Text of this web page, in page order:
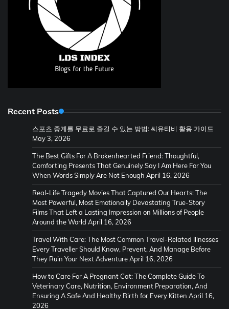
Recent Posts
스포츠 중계를 무료로 즐길 수 있는 방법: 씨유티비 활용 가이드
May 3, 2026
The Best Gifts For A Brokenhearted Friend: Thoughtful,
Comforting Presents That Genuinely Say I Am Here For You
When Words Simply Are Not Enough April 16, 2026
Real-Life Tragedy Movies That Captured Our Hearts: The
Most Powerful, Most Emotionally Devastating True-Story
Films That Left a Lasting Impression on Millions of People
Around the World April 16, 2026
Travel With Care: The Most Common Travel-Related Illnesses
Every Traveller Should Know, Prevent, And Manage Before
They Ruin Your Next AdventureApril 16, 2026
How to Care For A Pregnant Cat: The Complete Guide To
Veterinary Care, Nutrition, Environment Preparation, And
Ensuring A Safe And Healthy Birth for Every Kitten April 16,
2026